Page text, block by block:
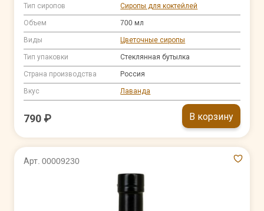
Тип сиропов Сиропы для коктейлей
Объем 700 мл
Виды Цветочные сиропы
Тип упаковки Стеклянная бутылка
Страна производства Россия
Вкус Лаванда
790 ₽ В корзину
Арт. 00009230